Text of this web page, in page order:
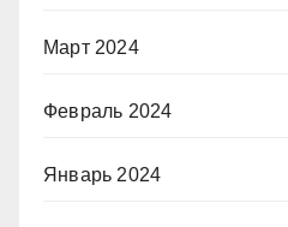
Март 2024
Февраль 2024
Январь 2024